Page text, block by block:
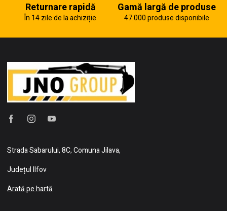
Returnare rapidă
În 14 zile de la achiziție
Gamă largă de produse
47.000 produse disponibile
Strada Sabarului, 8C, Comuna Jilava,
Județul Ilfov
Arată pe hartă